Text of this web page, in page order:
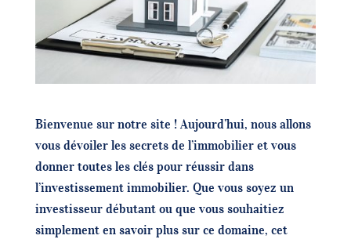
Bienvenue sur notre site ! Aujourd’hui, nous allons
vous dévoiler les secrets de l’immobilier et vous
donner toutes les clés pour réussir dans
l’investissement immobilier. Que vous soyez un
investisseur débutant ou que vous souhaitiez
simplement en savoir plus sur ce domaine, cet